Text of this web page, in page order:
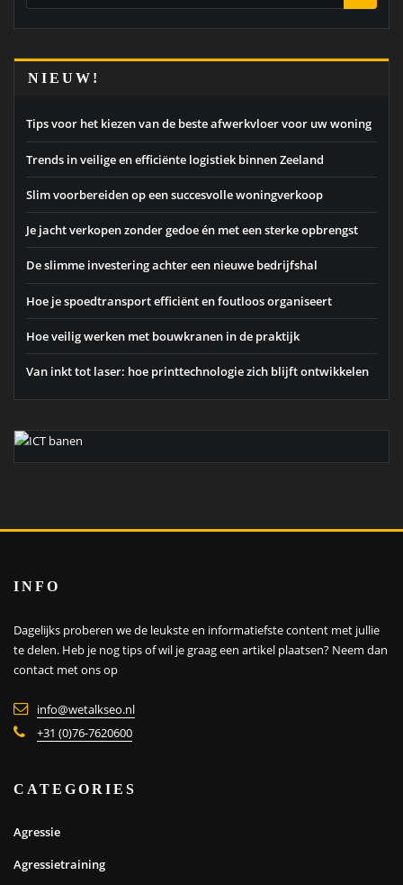
NIEUW!
Tips voor het kiezen van de beste afwerkvloer voor uw woning
Trends in veilige en efficiënte logistiek binnen Zeeland
Slim voorbereiden op een succesvolle woningverkoop
Je jacht verkopen zonder gedoe én met een sterke opbrengst
De slimme investering achter een nieuwe bedrijfshal
Hoe je spoedtransport efficiënt en foutloos organiseert
Hoe veilig werken met bouwkranen in de praktijk
Van inkt tot laser: hoe printtechnologie zich blijft ontwikkelen
INFO
Dagelijks proberen we de leukste en informatiefste content met jullie
te delen. Heb je nog tips of wil je graag een artikel plaatsen? Neem dan
contact met ons op
info@wetalkseo.nl
+31 (0)76-7620600
CATEGORIES
Agressie
Agressietraining